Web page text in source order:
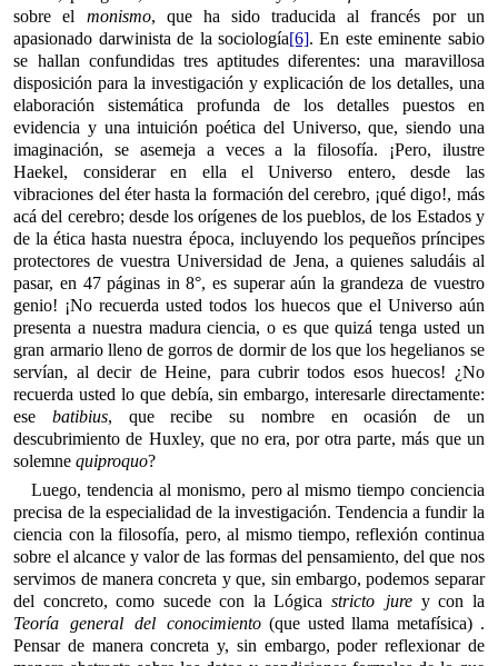
sobre el monismo, que ha sido traducida al francés por un
apasionado darwinista de la sociología[6]. En este eminente sabio
se hallan confundidas tres aptitudes diferentes: una maravillosa
disposición para la investigación y explicación de los detalles, una
elaboración sistemática profunda de los detalles puestos en
evidencia y una intuición poética del Universo, que, siendo una
imaginación, se asemeja a veces a la filosofía. ¡Pero, ilustre
Haekel, considerar en ella el Universo entero, desde las
vibraciones del éter hasta la formación del cerebro, ¡qué digo!, más
acá del cerebro; desde los orígenes de los pueblos, de los Estados y
de la ética hasta nuestra época, incluyendo los pequeños príncipes
protectores de vuestra Universidad de Jena, a quienes saludáis al
pasar, en 47 páginas in 8°, es superar aún la grandeza de vuestro
genio! ¡No recuerda usted todos los huecos que el Universo aún
presenta a nuestra madura ciencia, o es que quizá tenga usted un
gran armario lleno de gorros de dormir de los que los hegelianos se
servían, al decir de Heine, para cubrir todos esos huecos! ¿No
recuerda usted lo que debía, sin embargo, interesarle directamente:
esebatibius, que recibe su nombre en ocasión de un
descubrimiento de Huxley, que no era, por otra parte, más que un
solemnequiproquo?
Luego, tendencia al monismo, pero al mismo tiempo conciencia
precisa de la especialidad de la investigación. Tendencia a fundir la
ciencia con la filosofía, pero, al mismo tiempo, reflexión continua
sobre el alcance y valor de las formas del pensamiento, del que nos
servimos de manera concreta y que, sin embargo, podemos separar
del concreto, como sucede con la Lógica stricto jure y con la
Teoría general del conocimiento (que usted llama metafísica) .
Pensar de manera concreta y, sin embargo, poder reflexionar de